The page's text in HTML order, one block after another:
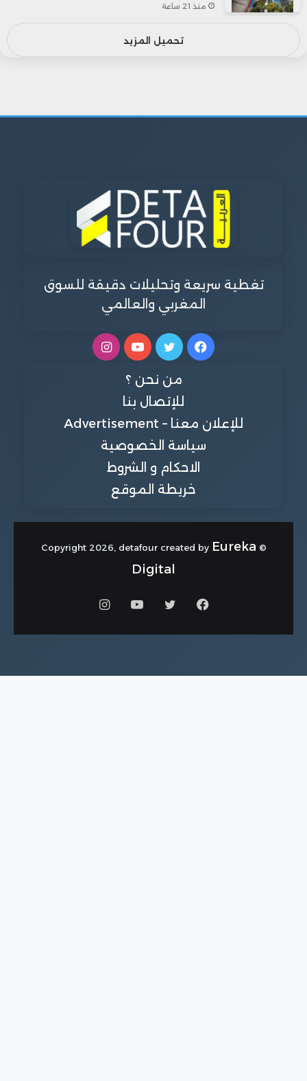
منذ 21 ساعة
تحميل المزيد
تغطية سريعة وتحليلات دقيقة للسوق
المغربي والعالمي
فيسبوكتويتر يوتيوبانستقرام
من نحن ؟
للإتصال بنا
للإعلان معنا – Advertisement
سياسة الخصوصية
الاحكام و الشروط
خريطة الموقع
© Copyright 2026, detafour created by
Eureka
Digital
فيسبوكتويتر يوتيوبانستقرام